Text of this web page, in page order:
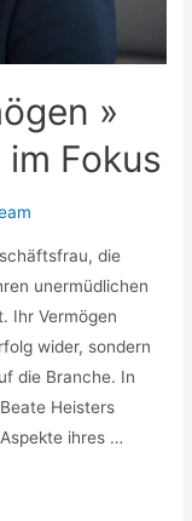
»
Fokus
die
unermüdlichen
Ihr Vermögen
wider, sondern
die Branche. In
Heisters
ihres …